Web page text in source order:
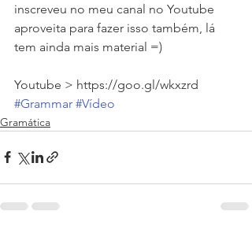
inscreveu no meu canal no Youtube
aproveita para fazer isso também, lá
tem ainda mais material =)
Youtube > https://goo.gl/wkxzrd
#Grammar #Vídeo
Gramática